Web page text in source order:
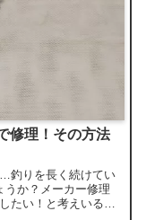
修理！その方法
釣りを長く続けてい
うか？メーカー修理
たい！と考えいる方